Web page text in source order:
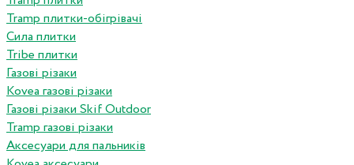
Tramp плитки-обігрівачі
Сила плитки
Tribe плитки
Газові різаки
Kovea газові різаки
Газові різаки Skif Outdoor
Tramp газові різаки
Аксесуари для пальників